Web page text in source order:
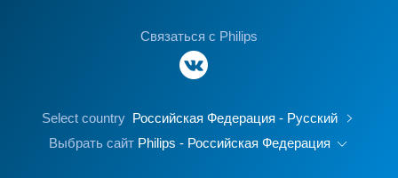
Связаться с Philips
Select country Российская Федерация - Русский
Выбрать сайт Philips - Российская Федерация